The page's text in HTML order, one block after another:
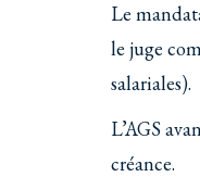
Le
le juge
salariales).
L’AGS
créance.